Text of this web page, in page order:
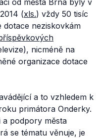
od města Brna byly v
(xls.) vždy 50 tisíc
neziskovkám
nicméně na
organizace dotace
a to vzhledem k
primátora Onderky.
podpory města
se tématu věnuje, je